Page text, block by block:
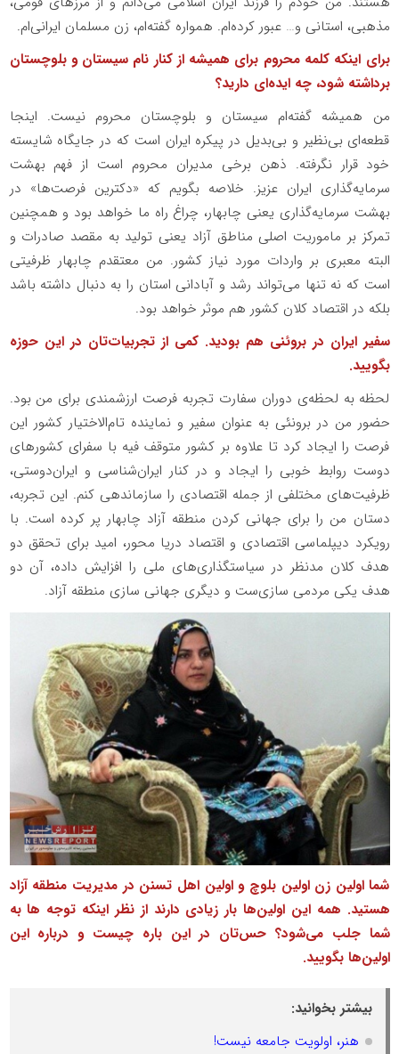
مذهبی، استانی و… عبور کرده‌ام. همواره گفته‌ام، زن مسلمان ایرانی‌ام.
برای اینکه کلمه محروم برای همیشه از کنار نام سیستان و بلوچستان
برداشته شود، چه ایده‌ای دارید؟
من همیشه گفته‌ام سیستان و بلوچستان محروم نیست. اینجا
قطعه‌ای بی‌نظیر و بی‌بدیل در پیکره‌ ایران است که در جایگاه شایسته
خود قرار نگرفته. ذهن برخی مدیران محروم است از فهم بهشت
سرمایه‌گذاری ایران عزیز. خلاصه بگویم که «دکترین فرصت‌ها» در
بهشت سرمایه‌گذاری یعنی چابهار، چراغ راه ما خواهد بود و همچنین
تمرکز بر ماموریت اصلی مناطق آزاد یعنی تولید به مقصد صادرات و
البته معبری بر واردات مورد نیاز کشور. من معتقدم چابهار ظرفیتی
است که نه تنها می‌تواند رشد و آبادانی استان را به دنبال داشته باشد
بلکه در اقتصاد کلان کشور هم موثر خواهد بود.
سفیر ایران در بروئنی هم بودید. کمی از تجربیات‌تان در این حوزه
بگویید.
لحظه به لحظه‌ی دوران سفارت تجربه فرصت ارزشمندی برای من بود.
حضور من در برونئی به عنوان سفیر و نماینده تام‌الاختیار کشور این
فرصت را ایجاد کرد تا علاوه بر کشور متوقف فیه با سفرای کشورهای
دوست روابط خوبی را ایجاد و در کنار ایران‌شناسی و ایران‌دوستی،
ظرفیت‌های مختلفی از جمله اقتصادی را سازماندهی کنم. این تجربه،
دستان من را برای جهانی کردن منطقه آزاد چابهار پر کرده است. با
رویکرد دیپلماسی اقتصادی و اقتصاد دریا محور، امید برای تحقق دو
هدف کلان مدنظر در سیاستگذاری‌های ملی را افزایش داده، آن دو
هدف یکی مردمی سازی‌ست و دیگری جهانی سازی منطقه آزاد.
شما اولین زن اولین بلوچ و اولین اهل تسنن در مدیریت منطقه آزاد
هستید. همه این اولین‌ها بار زیادی دارند از نظر اینکه توجه ها به
شما جلب می‌شود؟ حس‌تان در این باره چیست و درباره این
اولین‌ها بگویید.
بیشتر بخوانید:
هنر، اولویت جامعه نیست!